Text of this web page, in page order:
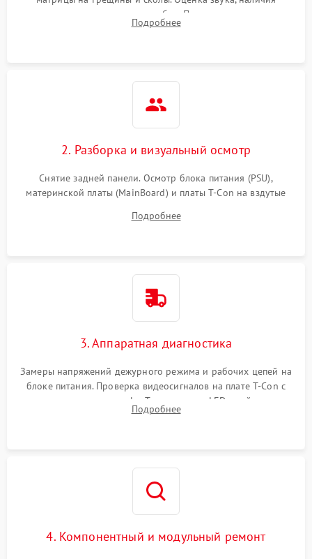
подсветки и индикаторов ошибок. Подключение тестовых
источников сигнала для выявления симптомов поломки.
Подробнее
2. Разборка и визуальный осмотр
Снятие задней панели. Осмотр блока питания (PSU),
материнской платы (MainBoard) и платы T-Con на вздутые
Проверка надежности фиксации и целостности шлейфов.
Подробнее
3. Аппаратная диагностика
Замеры напряжений дежурного режима и рабочих цепей на
блоке питания. Проверка видеосигналов на плате T-Con с
помощью осциллографа. Тестирование LED-драйвера и
светодиодных планок подсветки мультиметром.
Подробнее
4. Компонентный и модульный ремонт